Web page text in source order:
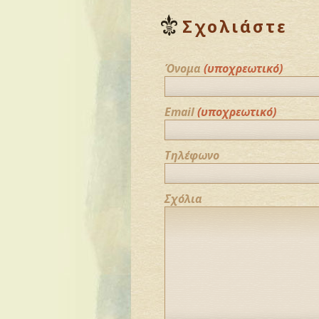
Σχολιάστε
Όνομα (υποχρεωτικό)
Email(υποχρεωτικό)
Τηλέφωνο
Σχόλια